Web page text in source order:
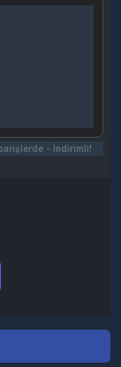
- İndirimli!